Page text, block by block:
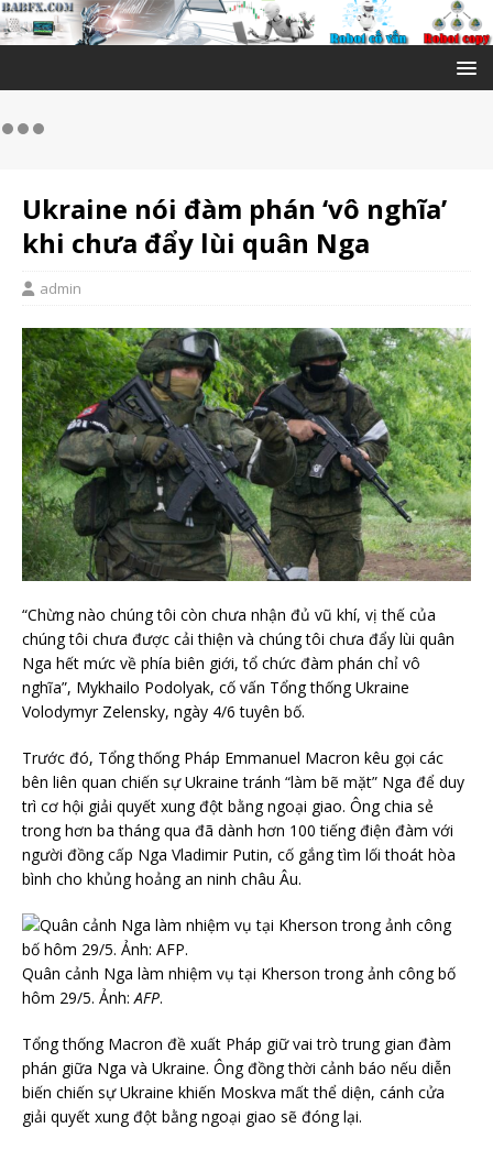
Ukraine nói đàm phán ‘vô nghĩa’
khi chưa đẩy lùi quân Nga
admin
“Chừng nào chúng tôi còn chưa nhận đủ vũ khí, vị thế của
chúng tôi chưa được cải thiện và chúng tôi chưa đẩy lùi quân
Nga hết mức về phía biên giới, tổ chức đàm phán chỉ vô
nghĩa”, Mykhailo Podolyak, cố vấn Tổng thống Ukraine
Volodymyr Zelensky, ngày 4/6 tuyên bố.
Trước đó, Tổng thống Pháp Emmanuel Macron kêu gọi các
bên liên quan chiến sự Ukraine tránh “làm bẽ mặt” Nga để duy
trì cơ hội giải quyết xung đột bằng ngoại giao. Ông chia sẻ
trong hơn ba tháng qua đã dành hơn 100 tiếng điện đàm với
người đồng cấp Nga Vladimir Putin, cố gắng tìm lối thoát hòa
bình cho khủng hoảng an ninh châu Âu.
Quân cảnh Nga làm nhiệm vụ tại Kherson trong ảnh công bố
hôm 29/5. Ảnh: AFP.
Tổng thống Macron đề xuất Pháp giữ vai trò trung gian đàm
phán giữa Nga và Ukraine. Ông đồng thời cảnh báo nếu diễn
biến chiến sự Ukraine khiến Moskva mất thể diện, cánh cửa
giải quyết xung đột bằng ngoại giao sẽ đóng lại.